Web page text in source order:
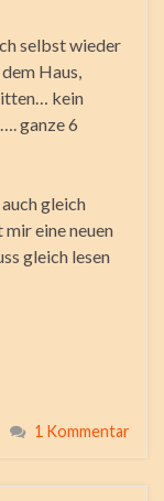
selbst wieder
Haus,
kein
ganze 6
gleich
eine neuen
gleich lesen
1 Kommentar